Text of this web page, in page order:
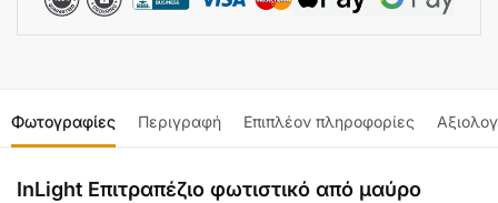
Φωτογραφίες Περιγραφή Επιπλέον πληροφορίες
InLight Επιτραπέζιο φωτιστικό από μαύρο